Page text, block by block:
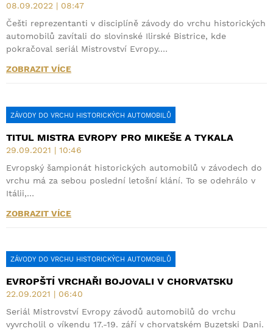
08.09.2022 | 08:47
Češti reprezentanti v disciplíně závody do vrchu historických
automobilů zavítali do slovinské Ilirské Bistrice, kde
pokračoval seriál Mistrovství Evropy.…
ZOBRAZIT VÍCE
ZÁVODY DO VRCHU HISTORICKÝCH AUTOMOBILŮ
TITUL MISTRA EVROPY PRO MIKEŠE A TYKALA
29.09.2021 | 10:46
Evropský šampionát historických automobilů v závodech do
vrchu má za sebou poslední letošní klání. To se odehrálo v
Itálii,…
ZOBRAZIT VÍCE
ZÁVODY DO VRCHU HISTORICKÝCH AUTOMOBILŮ
EVROPŠTÍ VRCHAŘI BOJOVALI V CHORVATSKU
22.09.2021 | 06:40
Seriál Mistrovství Evropy závodů automobilů do vrchu
vyvrcholil o víkendu 17.-19. září v chorvatském Buzetski Dani.